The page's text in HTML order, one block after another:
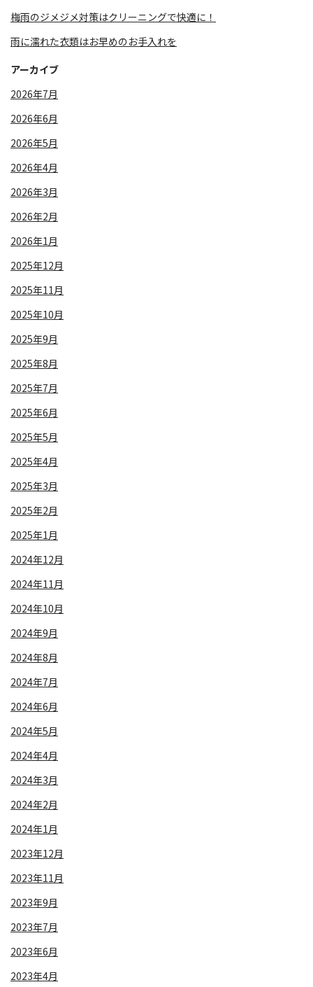
梅雨のジメジメ対策はクリーニングで快適に！
雨に濡れた衣類はお早めのお手入れを
アーカイブ
2026年7月
2026年6月
2026年5月
2026年4月
2026年3月
2026年2月
2026年1月
2025年12月
2025年11月
2025年10月
2025年9月
2025年8月
2025年7月
2025年6月
2025年5月
2025年4月
2025年3月
2025年2月
2025年1月
2024年12月
2024年11月
2024年10月
2024年9月
2024年8月
2024年7月
2024年6月
2024年5月
2024年4月
2024年3月
2024年2月
2024年1月
2023年12月
2023年11月
2023年9月
2023年7月
2023年6月
2023年4月